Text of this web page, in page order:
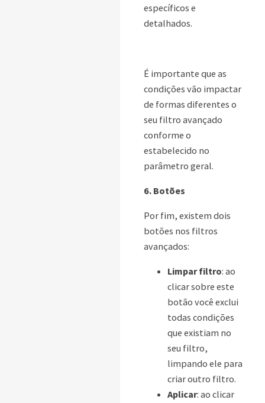
específicos e
detalhados.
É importante que as
condições vão impactar
de formas diferentes o
seu filtro avançado
conforme o
estabelecido no
parâmetro geral.
6. Botões
Por fim, existem dois
botões nos filtros
avançados:
Limpar filtro: ao
clicar sobre este
botão você exclui
todas condições
que existiam no
seu filtro,
limpando ele para
criar outro filtro.
Aplicar: ao clicar